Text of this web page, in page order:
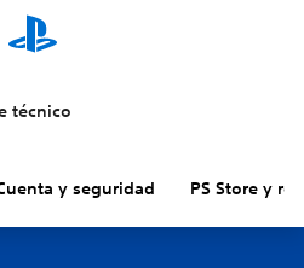
técnico
y seguridad PS Store y